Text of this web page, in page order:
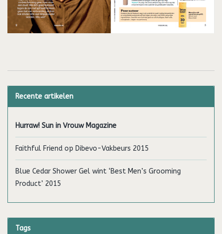
Recente artikelen
Hurraw! Sun in Vrouw Magazine
Faithful Friend op Dibevo-Vakbeurs 2015
Blue Cedar Shower Gel wint ‘Best Men’s Grooming
Product’ 2015
Tags